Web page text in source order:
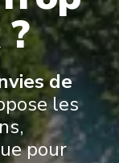
way to travel,
and thoughtful
Ocean Suites, Spa
is designed to
.
de
les
pour